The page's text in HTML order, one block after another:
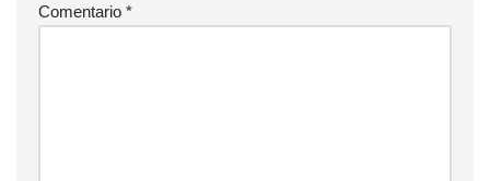
Comentario *